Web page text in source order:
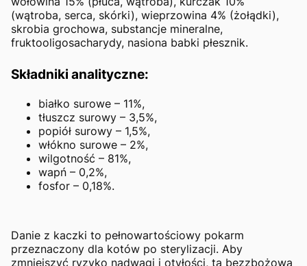
(wątroba, serca, skórki), wieprzowina 4% (żołądki),
skrobia grochowa, substancje mineralne,
fruktooligosacharydy, nasiona babki płesznik.
Składniki analityczne:
białko surowe – 11%,
tłuszcz surowy – 3,5%,
popiół surowy – 1,5%,
włókno surowe – 2%,
wilgotność – 81%,
wapń – 0,2%,
fosfor – 0,18%.
Danie z kaczki to pełnowartościowy pokarm
przeznaczony dla kotów po sterylizacji. Aby
zmniejszyć ryzyko nadwagi i otyłości, ta bezzbożowa